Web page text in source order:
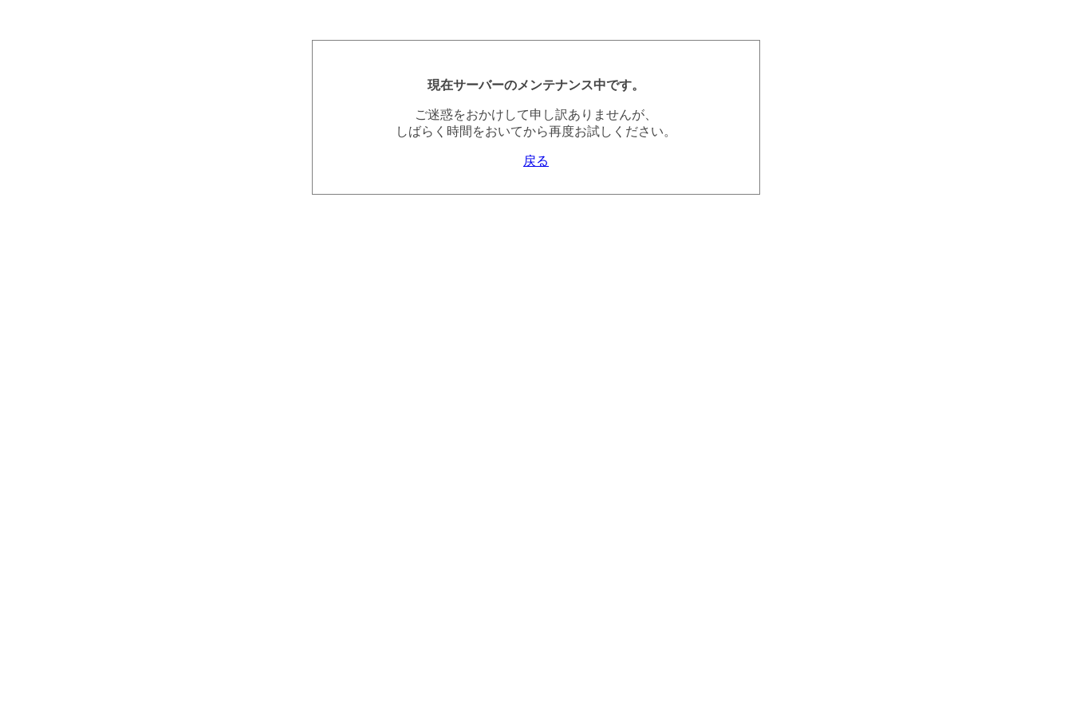
現在サーバーのメンテナンス中です。
ご迷惑をおかけして申し訳ありませんが、
しばらく時間をおいてから再度お試しください。
戻る